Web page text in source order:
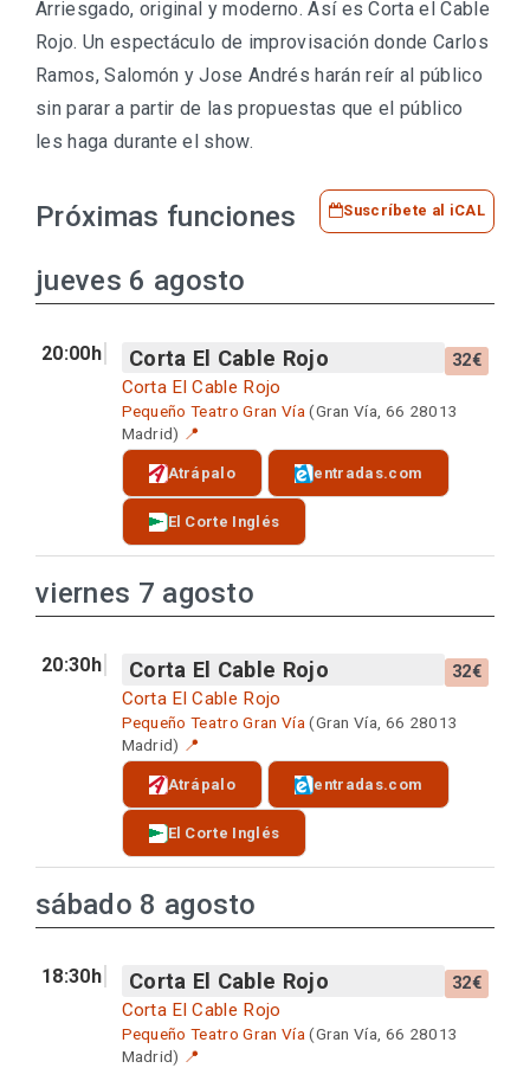
Arriesgado, original y moderno. Así es Corta el Cable
Rojo. Un espectáculo de improvisación donde Carlos
Ramos, Salomón y Jose Andrés harán reír al público
sin parar a partir de las propuestas que el público
les haga durante el show.
Próximas funciones Suscríbete al iCAL
jueves 6 agosto
20:00h Corta El Cable Rojo 32€
Corta El Cable Rojo
Pequeño Teatro Gran Vía (Gran Vía, 66 28013
Madrid) 📍
Atrápalo entradas.com
El Corte Inglés
viernes 7 agosto
20:30h Corta El Cable Rojo 32€
Corta El Cable Rojo
Pequeño Teatro Gran Vía (Gran Vía, 66 28013
Madrid) 📍
Atrápalo entradas.com
El Corte Inglés
sábado 8 agosto
18:30h Corta El Cable Rojo 32€
Corta El Cable Rojo
Pequeño Teatro Gran Vía(Gran Vía, 66 28013
Madrid) 📍